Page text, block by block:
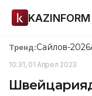
KAZINFORM
Тренд:Сайлов-2026
10:31, 01 Апрел 2023